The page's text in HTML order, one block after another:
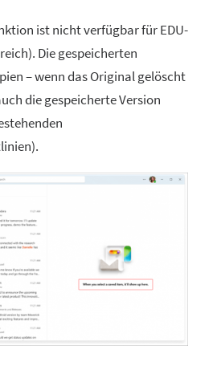
ist nicht verfügbar für EDU-
Die gespeicherten
– wenn das Original gelöscht
die gespeicherte Version